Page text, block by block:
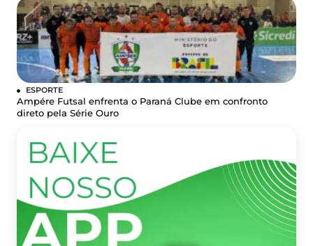
ESPORTE
Ampére Futsal enfrenta o Paraná Clube em confronto
direto pela Série Ouro